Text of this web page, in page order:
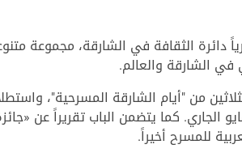
الثقافة في الشارقة، مجموعة
الشارقة والعالم.
من "أيام الشارقة المسرحية"،
إقامة دورته التاسعة في الفترة من 21 إلى 25 مايو الجاري.
للمسرح أخيراً.